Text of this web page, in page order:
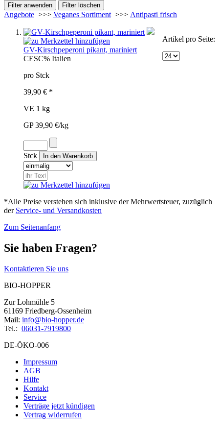
Angebote >>> Veganes Sortiment >>> Antipasti frisch
Artikel pro Seite:
GV-Kirschpeperoni pikant, mariniert
CESC% Italien
pro Stck
39,90 € *
VE 1 kg
GP 39,90 €/kg
Stck
*Alle Preise verstehen sich inklusive der Mehrwertsteuer, zuzüglich
der Service- und Versandkosten
Zum Seitenanfang
Sie haben Fragen?
Kontaktieren Sie uns
BIO-HOPPER
Zur Lohmühle 5
61169 Friedberg-Ossenheim
Mail: info@bio-hopper.de
Tel.: 06031-7919800
DE-ÖKO-006
Impressum
AGB
Hilfe
Kontakt
Service
Verträge jetzt kündigen
Vertrag widerrufen